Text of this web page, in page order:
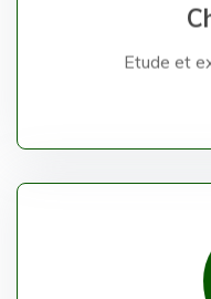
Etude et